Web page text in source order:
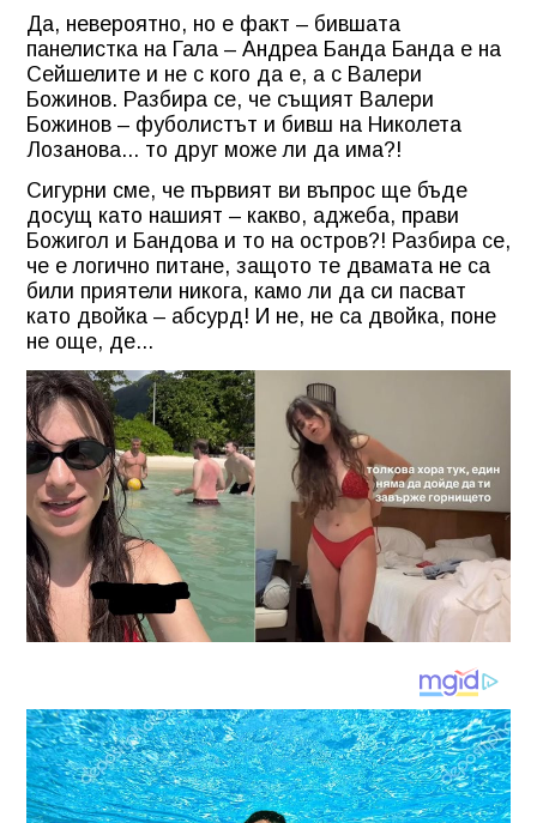
Да, невероятно, но е факт – бившата
панелистка на Гала – Андреа Банда Банда е на
Сейшелите и не с кого да е, а с Валери
Божинов. Разбира се, че същият Валери
Божинов – фуболистът и бивш на Николета
Лозанова... то друг може ли да има?!
Сигурни сме, че първият ви въпрос ще бъде
досущ като нашият – какво, аджеба, прави
Божигол и Бандова и то на остров?! Разбира се,
че е логично питане, защото те двамата не са
били приятели никога, камо ли да си пасват
като двойка – абсурд! И не, не са двойка, поне
не още, де...